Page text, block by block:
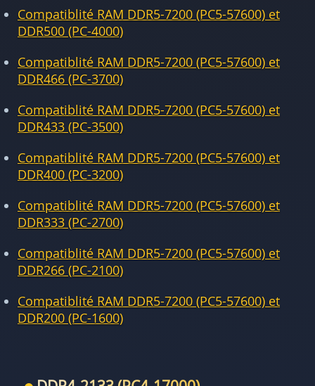
Compatiblité RAM DDR5-7200 (PC5-57600) et
DDR500 (PC-4000)
Compatiblité RAM DDR5-7200 (PC5-57600) et
DDR466 (PC-3700)
Compatiblité RAM DDR5-7200 (PC5-57600) et
DDR433 (PC-3500)
Compatiblité RAM DDR5-7200 (PC5-57600) et
DDR400 (PC-3200)
Compatiblité RAM DDR5-7200 (PC5-57600) et
DDR333 (PC-2700)
Compatiblité RAM DDR5-7200 (PC5-57600) et
DDR266 (PC-2100)
Compatiblité RAM DDR5-7200 (PC5-57600) et
DDR200 (PC-1600)